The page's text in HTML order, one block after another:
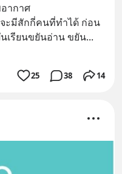
ากาศ
ะมีสักกี่คนที่ทำได้ ก่อน
เรียนขยันอ่าน ขยัน...
25 38 14